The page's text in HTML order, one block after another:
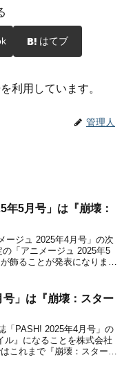
はてブ
利用しています。
管理人
年5月号」は『崩壊：
ージュ 2025年4月号」の次
「アニメージュ 2025年5
飾ることが発表になりまし
」は『崩壊：スター
「PASH! 2025年4月号」の
ル』になることを株式会社
これまで『崩壊：スターレ